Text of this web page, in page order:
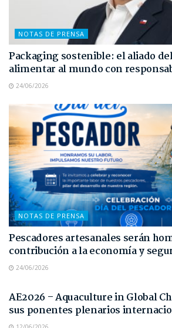
NOTAS DE PRENSA
Packaging sostenible: el aliado
alimentar al mundo con
24/06/2026
NOTAS DE PRENSA
Pescadores artesanales serán
contribución a la economía y
24/06/2026
AE2026 – Aquaculture in Global
sus ponentes plenarios